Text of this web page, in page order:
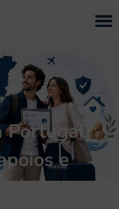
Portugal?
e
pode ter